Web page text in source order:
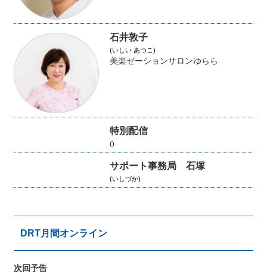
石井敦子
(いしい あつこ)
美楽ゼーションサロンゆらら
特別配信
()
サポート事務局 石塚
(いしづか)
DRT月間オンライン
次回予告